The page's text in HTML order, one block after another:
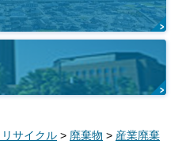
サイクル > 廃棄物 > 産業廃棄